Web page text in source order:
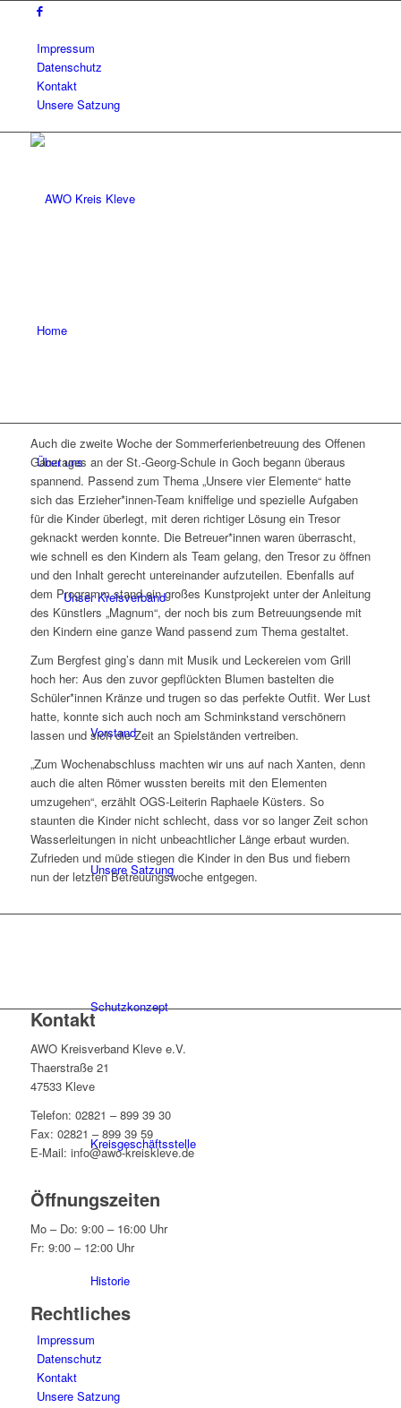
Impressum
Datenschutz
Kontakt
Unsere Satzung
Home
Über uns
Unser Kreisverband
Vorstand
Unsere Satzung
Schutzkonzept
Kreisgeschäftsstelle
Historie
Auch die zweite Woche der Sommerferienbetreuung des Offenen
Ganztages an der St.-Georg-Schule in Goch begann überaus
spannend. Passend zum Thema „Unsere vier Elemente“ hatte
sich das Erzieher*innen-Team kniffelige und spezielle Aufgaben
für die Kinder überlegt, mit deren richtiger Lösung ein Tresor
geknackt werden konnte. Die Betreuer*innen waren überrascht,
wie schnell es den Kindern als Team gelang, den Tresor zu öffnen
und den Inhalt gerecht untereinander aufzuteilen. Ebenfalls auf
dem Programm stand ein großes Kunstprojekt unter der Anleitung
des Künstlers „Magnum“, der noch bis zum Betreuungsende mit
den Kindern eine ganze Wand passend zum Thema gestaltet.
Zum Bergfest ging’s dann mit Musik und Leckereien vom Grill
hoch her: Aus den zuvor gepflückten Blumen bastelten die
Schüler*innen Kränze und trugen so das perfekte Outfit. Wer Lust
hatte, konnte sich auch noch am Schminkstand verschönern
lassen und sich die Zeit an Spielständen vertreiben.
„Zum Wochenabschluss machten wir uns auf nach Xanten, denn
auch die alten Römer wussten bereits mit den Elementen
umzugehen“, erzählt OGS-Leiterin Raphaele Küsters. So
staunten die Kinder nicht schlecht, dass vor so langer Zeit schon
Wasserleitungen in nicht unbeachtlicher Länge erbaut wurden.
Zufrieden und müde stiegen die Kinder in den Bus und fiebern
nun der letzten Betreuungswoche entgegen.
Kontakt
AWO Kreisverband Kleve e.V.
Thaerstraße 21
47533 Kleve
Telefon: 02821 – 899 39 30
Fax: 02821 – 899 39 59
E-Mail: info@awo-kreiskleve.de
Öffnungszeiten
Mo – Do: 9:00 – 16:00 Uhr
Fr: 9:00 – 12:00 Uhr
Rechtliches
Impressum
Datenschutz
Kontakt
Unsere Satzung